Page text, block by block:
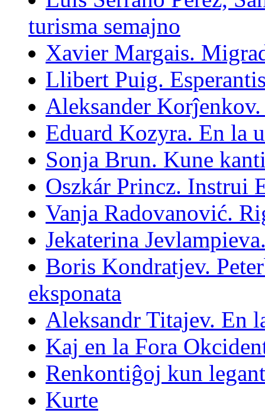
turisma semajno
Xavier Margais.
Llibert Puig.
Aleksander
Eduard Kozyra. En la
Sonja Brun. Kune
Oszkár Princz. Instrui
Vanja Radovanović.
Jekaterina
Boris Kondratjev.
eksponata
Aleksandr Titajev. En
Kaj en la Fora
Renkontiĝoj kun
Kurte